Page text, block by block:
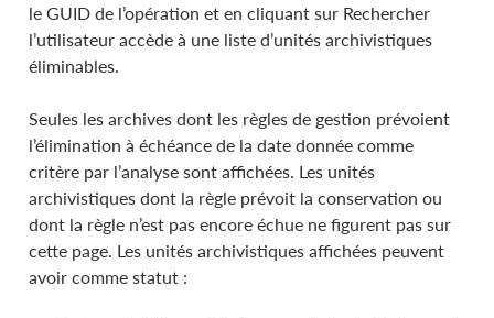
le GUID de l’opération et en cliquant sur Rechercher
l’utilisateur accède à une liste d’unités archivistiques
éliminables.
Seules les archives dont les règles de gestion prévoient
l’élimination à échéance de la date donnée comme
critère par l’analyse sont affichées. Les unités
archivistiques dont la règle prévoit la conservation ou
dont la règle n’est pas encore échue ne figurent pas sur
cette page. Les unités archivistiques affichées peuvent
avoir comme statut :